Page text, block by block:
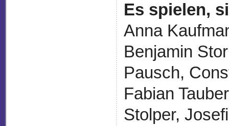
Es spielen,
Anna
Benjamin
Pausch,
Fabian
Stolper,